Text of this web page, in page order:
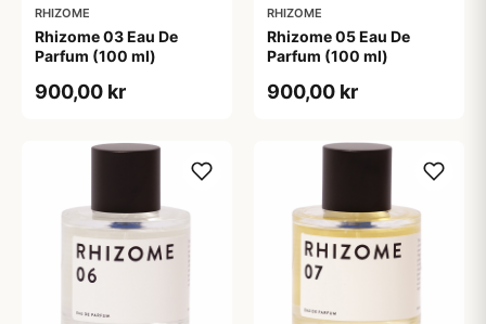
RHIZOME
Rhizome 03 Eau De
Parfum (100 ml)
900,00 kr
RHIZOME
Rhizome 05 Eau De
Parfum (100 ml)
900,00 kr